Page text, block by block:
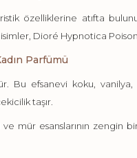
özelliklerine atıfta
Dioré Hypnotica
Parfümü
Bu efsanevi koku,
taşır.
mür esanslarının